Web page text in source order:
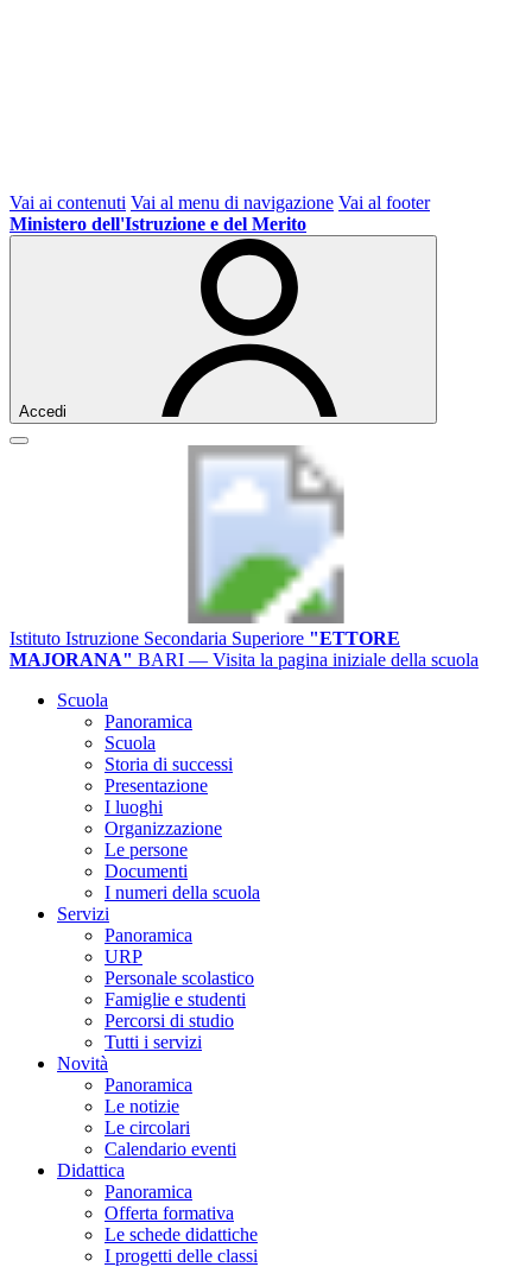
Vai ai contenuti Vai al menu di navigazione Vai al footer
Ministero dell'Istruzione e del Merito
Accedi
Istituto Istruzione Secondaria Superiore "ETTORE
MAJORANA" BARI — Visita la pagina iniziale della scuola
Scuola
Panoramica
Scuola
Storia di successi
Presentazione
I luoghi
Organizzazione
Le persone
Documenti
I numeri della scuola
Servizi
Panoramica
URP
Personale scolastico
Famiglie e studenti
Percorsi di studio
Tutti i servizi
Novità
Panoramica
Le notizie
Le circolari
Calendario eventi
Didattica
Panoramica
Offerta formativa
Le schede didattiche
I progetti delle classi